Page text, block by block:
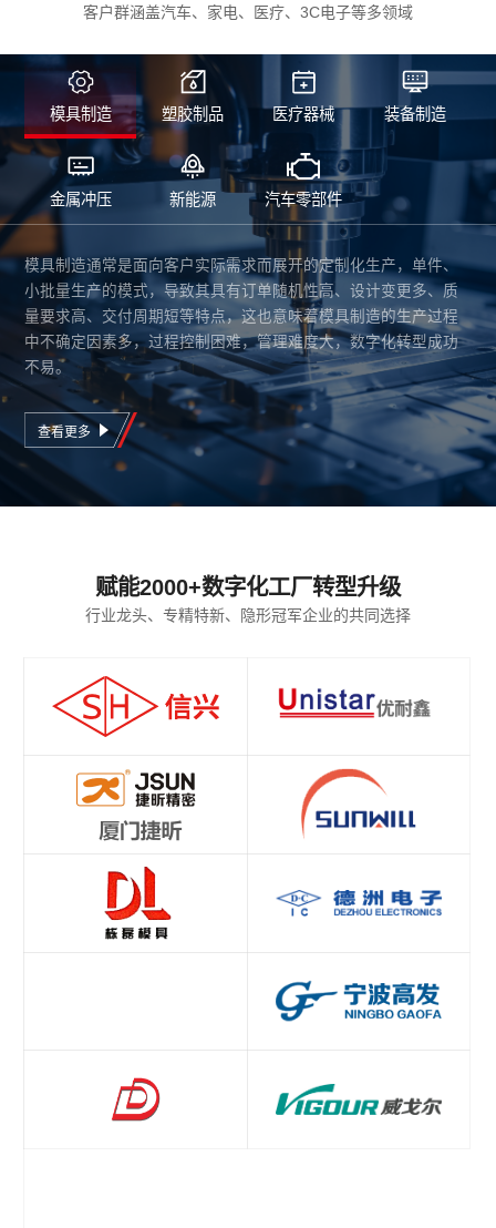
客户群涵盖汽车、家电、医疗、3C电子等多领域
模具制造 塑胶制品 医疗器械 装备制造
金属冲压 新能源 汽车零部件
模具制造通常是面向客户实际需求而展开的定制化生产，单件、
小批量生产的模式，导致其具有订单随机性高、设计变更多、质
量要求高、交付周期短等特点，这也意味着模具制造的生产过程
中不确定因素多，过程控制困难，管理难度大，数字化转型成功
不易。
查看更多
赋能2000+数字化工厂转型升级
行业龙头、专精特新、隐形冠军企业的共同选择